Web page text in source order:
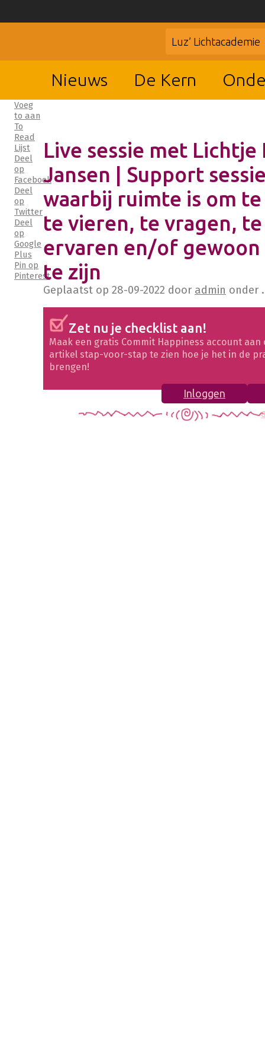
Luz’ Lichtacademie
Nieuws De Kern
Voeg
to aan
To
Read
Lijst
Deel
op
Facebook
Deel
op
Twitter
Deel
op
Google
Plus
Pin op
Pinterest
Live sessie met Lichtje
Jansen | Support
waarbij ruimte is om
te vieren, te vragen, te
ervaren en/of gewoon
te zijn
Geplaatst op 28-09-2022 door admin onder .
Zet nu je checklist aan!
Maak een gratis Commit Happiness account
artikel stap-voor-stap te zien hoe je het in de
brengen!
Inloggen